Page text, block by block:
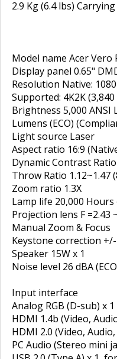
2.9 Kg (6.4 lbs)
Model name Acer Vero
Display panel 0.65"
Resolution Native:
Supported: 4K2K (3,840
Brightness 5,000 ANSI
Lumens (ECO)
Light source Laser
Aspect ratio 16:9
Dynamic Contrast
Throw Ratio 1.12~1.47
Zoom ratio 1.3X
Lamp life 20,000 Hours
Projection lens F =2.43
Manual Zoom & Focus
Keystone correction
Speaker 15W x 1
Noise level 26 dBA
Input interface
Analog RGB (D-sub) x 1
HDMI 1.4b (Video,
HDMI 2.0 (Video, Audio,
PC Audio (Stereo mini